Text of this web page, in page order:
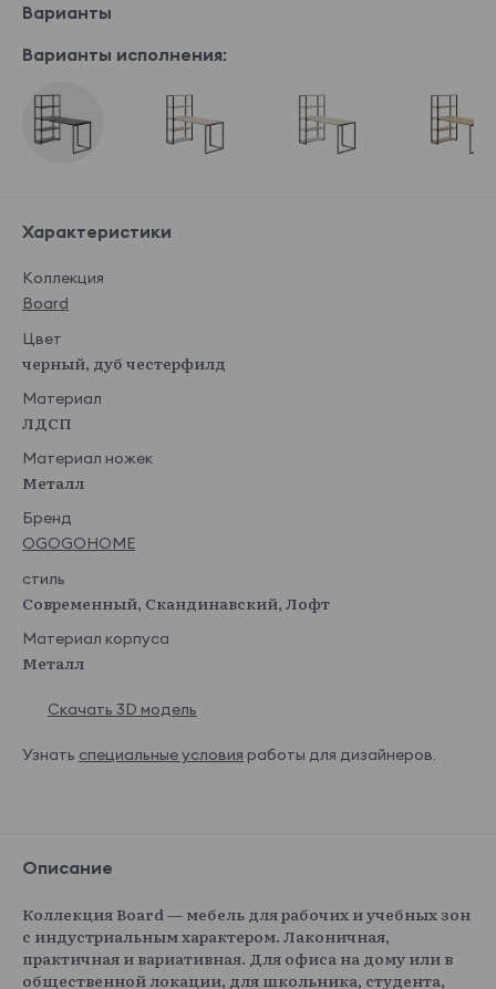
Варианты
Варианты исполнения:
Характеристики
Коллекция
Board
Цвет
черный, дуб честерфилд
Материал
ЛДСП
Материал ножек
Металл
Бренд
OGOGOHOME
стиль
Современный, Скандинавский, Лофт
Материал корпуса
Металл
Скачать 3D модель
Узнать специальные условия работы для дизайнеров.
Описание
Коллекция Board — мебель для рабочих и учебных зон
с индустриальным характером. Лаконичная,
практичная и вариативная. Для офиса на дому или в
общественной локации, для школьника, студента,